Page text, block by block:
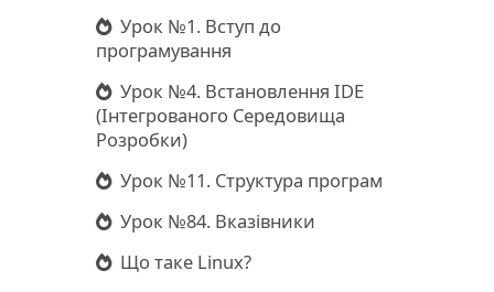
Урок №1. Вступ до
програмування
Урок №4. Встановлення IDE
(Інтегрованого Середовища
Розробки)
Урок №11. Структура програм
Урок №84. Вказівники
Що таке Linux?